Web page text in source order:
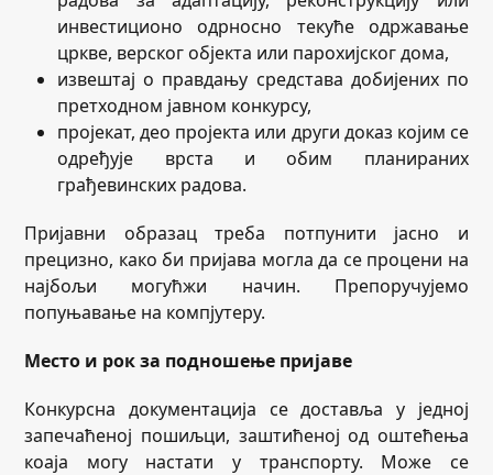
инвестиционо одрносно текуће одржавање
цркве, верског објекта или парохијског дома,
извештај о правдању средстава добијених по
претходном јавном конкурсу,
пројекат, део пројекта или други доказ којим се
одређује врста и обим планираних
грађевинских радова.
Пријавни образац треба потпунити јасно и
прецизно, како би пријава могла да се процени на
најбољи могућжи начин. Препоручујемо
попуњавање на компјутеру.
Место и рок за подношење пријаве
Конкурсна документација се доставља у једној
запечаћеној пошиљци, заштићеној од оштећења
коаја могу настати у транспорту. Може се